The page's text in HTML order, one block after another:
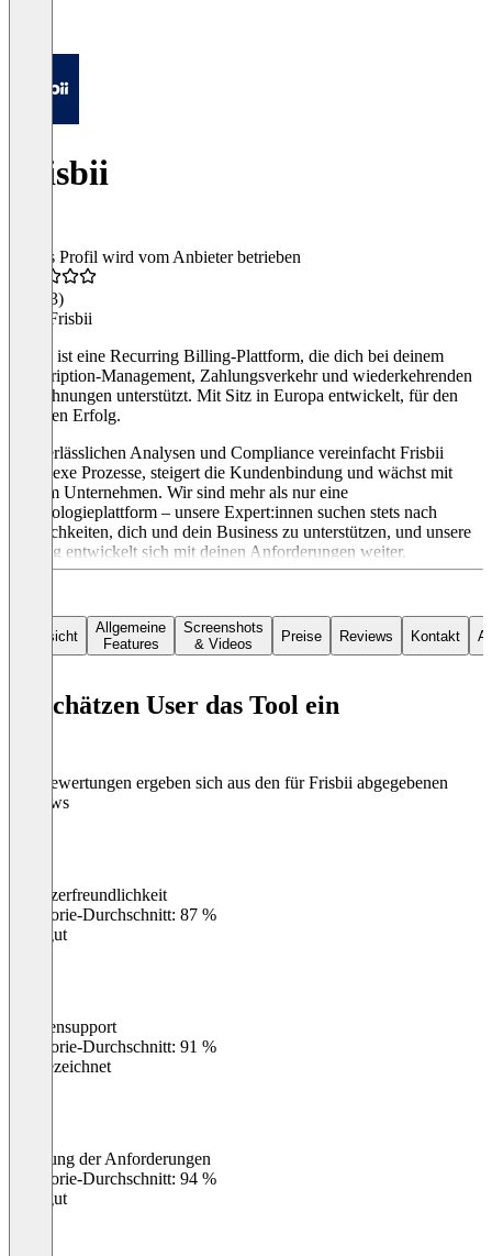
Frisbii
Dieses Profil wird vom Anbieter betrieben
(13)
Über Frisbii
Frisbii ist eine Recurring Billing-Plattform, die dich bei deinem
Subscription-Management, Zahlungsverkehr und wiederkehrenden
Abrechnungen unterstützt. Mit Sitz in Europa entwickelt, für den
globalen Erfolg.
Mit verlässlichen Analysen und Compliance vereinfacht Frisbii
komplexe Prozesse, steigert die Kundenbindung und wächst mit
deinem Unternehmen. Wir sind mehr als nur eine
Technologieplattform – unsere Expert:innen suchen stets nach
Möglichkeiten, dich und dein Business zu unterstützen, und unsere
Lösung entwickelt sich mit deinen Anforderungen weiter.
Übersicht
Allgemeine
Features
Screenshots
& Videos
Preise Reviews Kontakt
So schätzen User das Tool ein
Die Bewertungen ergeben sich aus den für Frisbii abgegebenen
Reviews
Benutzerfreundlichkeit
Kategorie-Durchschnitt: 87 %
Sehr gut
Kundensupport
Kategorie-Durchschnitt: 91 %
Ausgezeichnet
Erfüllung der Anforderungen
Kategorie-Durchschnitt: 94 %
Sehr gut